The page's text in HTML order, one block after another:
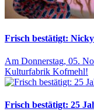
Frisch bestätigt:
Am Donnerstag, 05.
Kulturfabrik Kofmehl!
Frisch bestätigt: 25